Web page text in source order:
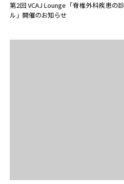
第2回 VCAJ Lounge「脊椎外科疾患の
ル」開催のお知らせ